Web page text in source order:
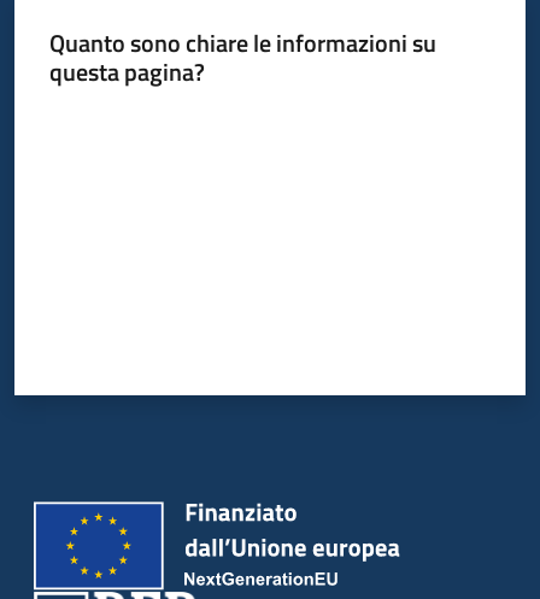
Quanto sono chiare le informazioni su
questa pagina?